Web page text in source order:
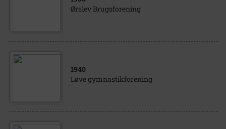
Ørslev Brugsforening
1940
Løve gymnastikforening